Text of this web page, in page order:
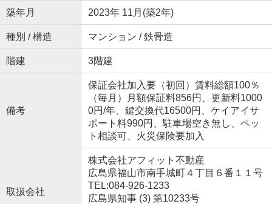
築年月 2023年 11月(築2年)
種別 / 構造 マンション / 鉄骨造
階建 3階建
備考
保証会社加入要（初回）賃料総額100％
（毎月）月額保証料856円、更新料1000
0円/年、鍵交換代16500円、ケイアイサ
ポート料990円、駐車場空き無し、ペッ
ト相談可、火災保険要加入
取扱会社
株式会社アフィット不動産
広島県福山市南手城町４丁目６番１１号
TEL:084-926-1233
広島県知事 (3) 第10233号